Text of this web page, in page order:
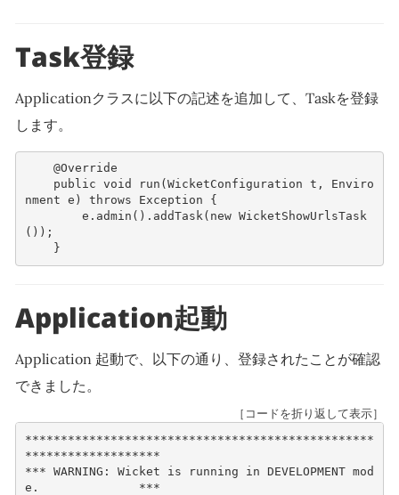
Task登録
Applicationクラスに以下の記述を追加して、Taskを登録
します。
@Override
public void run ( WicketConfiguration t ,
Enviro
nment e ) throws Exception
{
e . admin (). addTask( new WicketShowUrlsTask
());
}
Application起動
Application 起動で、以下の通り、登録されたことが確認
できました。
［コードを折り返して表示］
*************************************************
*******************
*** WARNING: Wicket is running in DEVELOPMENT mod
e.              ***